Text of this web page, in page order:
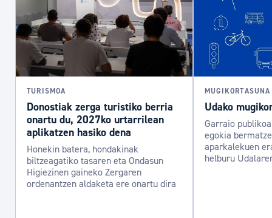
TURISMOA
Donostiak zerga turistiko berria
onartu du, 2027ko urtarrilean
aplikatzen hasiko dena
Honekin batera, hondakinak
biltzeagatiko tasaren eta Ondasun
Higiezinen gaineko Zergaren
ordenantzen aldaketa ere onartu dira
MUGIKORTASUNA
Udako
Garraio
egokia
aparkalekuen
helburu